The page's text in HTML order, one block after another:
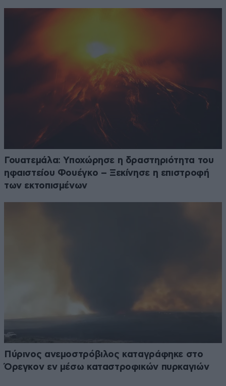
Γουατεμάλα: Υποχώρησε η δραστηριότητα του
ηφαιστείου Φουέγκο – Ξεκίνησε η επιστροφή
των εκτοπισμένων
Πύρινος ανεμοστρόβιλος καταγράφηκε στο
Όρεγκον εν μέσω καταστροφικών πυρκαγιών